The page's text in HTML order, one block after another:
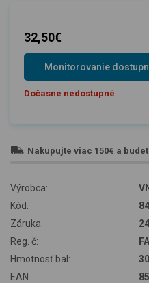
32,50€
Monitorovanie
Dočasne nedostupné
Nakupujte viac 150€ a
Výrobca:
Kód:
Záruka:
Reg. č:
Hmotnosť bal:
EAN: